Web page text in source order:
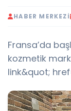
HABER MERKEZI
Fransa’da
kozmetik
link&quot;